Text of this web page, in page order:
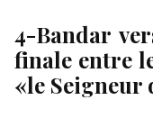
4-Bandar
finale entre
«le Seigneur